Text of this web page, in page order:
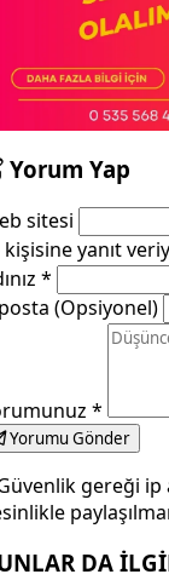
Yorum Yap
sitesi
kişisine yanıt
*
(Opsiyonel)
*
Yorumu Gönder
gereği ip
DA